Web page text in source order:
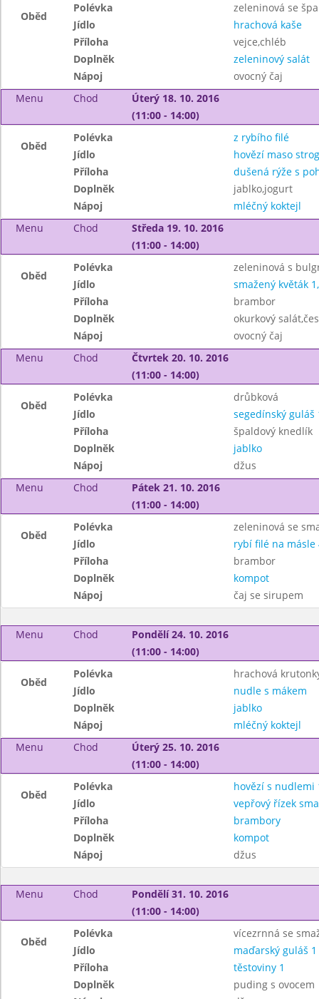
Oběd
Polévka
zeleninová se
Jídlo
hrachová kaše
Příloha
vejce,chléb
Doplněk
zeleninový salát
Nápoj
ovocný čaj
Menu
Chod
Úterý 18. 10. 2016
(11:00 - 14:00)
Oběd
Polévka
z rybího filé
Jídlo
hovězí maso
Příloha
dušená rýže s
Doplněk
jablko,jogurt
Nápoj
mléčný koktejl
Menu
Chod
Středa 19. 10. 2016
(11:00 - 14:00)
Oběd
Polévka
zeleninová s
Jídlo
smažený květák
Příloha
brambor
Doplněk
okurkový
Nápoj
ovocný čaj
Menu
Chod
Čtvrtek 20. 10. 2016
(11:00 - 14:00)
Oběd
Polévka
drůbková
Jídlo
segedínský guláš
Příloha
špaldový knedlík
Doplněk
jablko
Nápoj
džus
Menu
Chod
Pátek 21. 10. 2016
(11:00 - 14:00)
Oběd
Polévka
zeleninová se
Jídlo
rybí filé na másle
Příloha
brambor
Doplněk
kompot
Nápoj
čaj se sirupem
Menu Chod
Pondělí 24. 10. 2016
(11:00 - 14:00)
Oběd
Polévka
hrachová
Jídlo
nudle s mákem
Doplněk
jablko
Nápoj
mléčný koktejl
Menu
Chod
Úterý 25. 10. 2016
(11:00 - 14:00)
Oběd
Polévka
hovězí s nudlemi
Jídlo
vepřový řízek
Příloha
brambory
Doplněk
kompot
Nápoj
džus
Menu Chod
Pondělí 31. 10. 2016
(11:00 - 14:00)
Oběd
Polévka
vícezrnná se
Jídlo
maďarský guláš 1
Příloha
těstoviny 1
Doplněk
puding s ovocem